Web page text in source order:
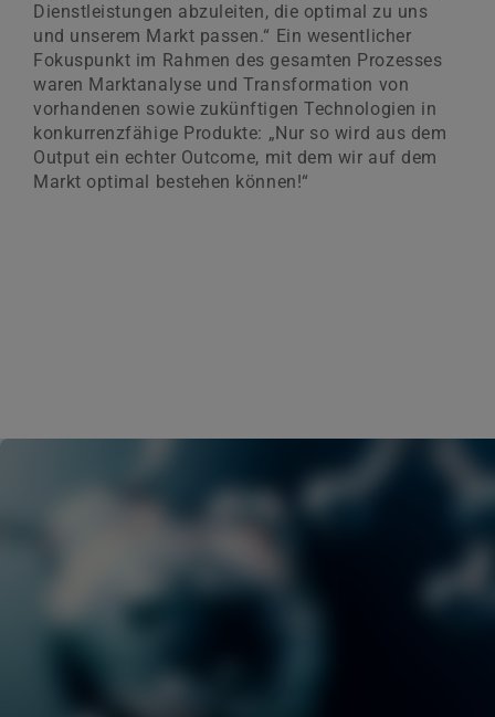
Dienstleistungen abzuleiten, die optimal zu uns
und unserem Markt passen.“ Ein wesentlicher
Fokuspunkt im Rahmen des gesamten Prozesses
waren Marktanalyse und Transformation von
vorhandenen sowie zukünftigen Technologien in
konkurrenzfähige Produkte: „Nur so wird aus dem
Output ein echter Outcome, mit dem wir auf dem
Markt optimal bestehen können!“